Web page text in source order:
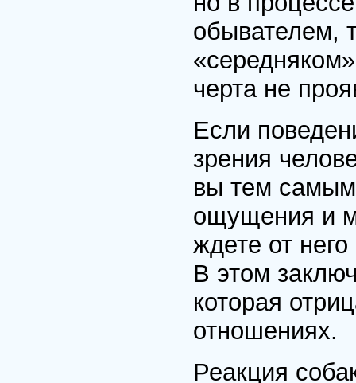
обывателем,
черта не
Если
зрения
вы тем самым
ощущения и
ждете от
В этом
которая
отношениях.
Реакция